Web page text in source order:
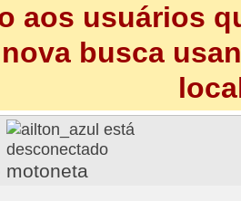
aos usuários
busca
motoneta